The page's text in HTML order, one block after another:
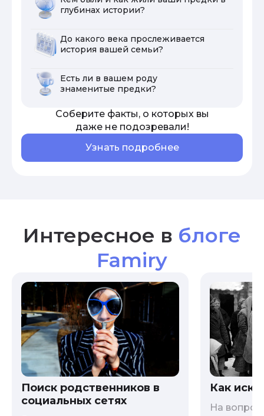
глубинах истории?
До какого века прослеживается
история вашей семьи?
Есть ли в вашем роду
знаменитые предки?
Соберите факты, о которых вы
даже не подозревали!
Узнать подробнее
Интересное в блоге
Famiry
Поиск родственников в
социальных сетях
Как
На вопрос